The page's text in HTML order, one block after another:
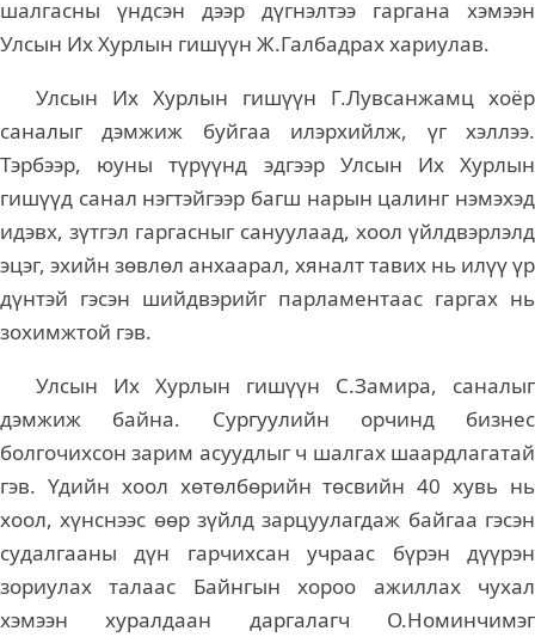
шалгасны үндсэн дээр дүгнэлтээ гаргана хэмээн
Улсын Их Хурлын гишүүн Ж.Галбадрах хариулав.
Улсын Их Хурлын гишүүн Г.Лувсанжамц хоёр
саналыг дэмжиж буйгаа илэрхийлж, үг хэллээ.
Тэрбээр, юуны түрүүнд эдгээр Улсын Их Хурлын
гишүүд санал нэгтэйгээр багш нарын цалинг нэмэхэд
идэвх, зүтгэл гаргасныг сануулаад, хоол үйлдвэрлэлд
эцэг, эхийн зөвлөл анхаарал, хяналт тавих нь илүү үр
дүнтэй гэсэн шийдвэрийг парламентаас гаргах нь
зохимжтой гэв.
Улсын Их Хурлын гишүүн С.Замира, саналыг
дэмжиж байна. Сургуулийн орчинд бизнес
болгочихсон зарим асуудлыг ч шалгах шаардлагатай
гэв. Үдийн хоол хөтөлбөрийн төсвийн 40 хувь нь
хоол, хүнснээс өөр зүйлд зарцуулагдаж байгаа гэсэн
судалгааны дүн гарчихсан учраас бүрэн дүүрэн
зориулах талаас Байнгын хороо ажиллах чухал
хэмээн хуралдаан даргалагч О.Номинчимэг